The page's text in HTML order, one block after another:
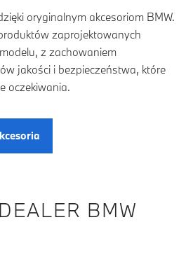
oryginalnym akcesoriom BMW.
zaprojektowanych
z zachowaniem
jakości i bezpieczeństwa, które
oczekiwania.
BMW